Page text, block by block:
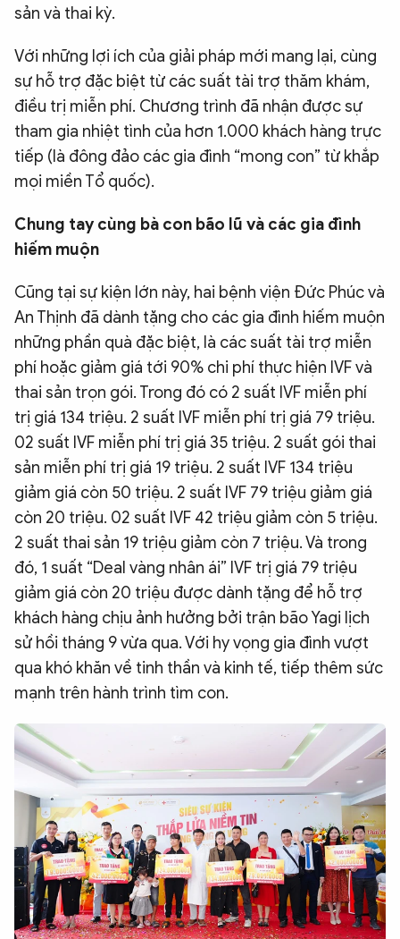
sản và thai kỳ.
Với những lợi ích của giải pháp mới mang lại, cùng
sự hỗ trợ đặc biệt từ các suất tài trợ thăm khám,
điều trị miễn phí. Chương trình đã nhận được sự
tham gia nhiệt tình của hơn 1.000 khách hàng trực
tiếp (là đông đảo các gia đình “mong con” từ khắp
mọi miền Tổ quốc).
Chung tay cùng bà con bão lũ và các gia đình
hiếm muộn
Cũng tại sự kiện lớn này, hai bệnh viện Đức Phúc và
An Thịnh đã dành tặng cho các gia đình hiếm muộn
những phần quà đặc biệt, là các suất tài trợ miễn
phí hoặc giảm giá tới 90% chi phí thực hiện IVF và
thai sản trọn gói. Trong đó có 2 suất IVF miễn phí
trị giá 134 triệu. 2 suất IVF miễn phí trị giá 79 triệu.
02 suất IVF miễn phí trị giá 35 triệu. 2 suất gói thai
sản miễn phí trị giá 19 triệu. 2 suất IVF 134 triệu
giảm giá còn 50 triệu. 2 suất IVF 79 triệu giảm giá
còn 20 triệu. 02 suất IVF 42 triệu giảm còn 5 triệu.
2 suất thai sản 19 triệu giảm còn 7 triệu. Và trong
đó, 1 suất “Deal vàng nhân ái” IVF trị giá 79 triệu
giảm giá còn 20 triệu được dành tặng để hỗ trợ
khách hàng chịu ảnh hưởng bởi trận bão Yagi lịch
sử hồi tháng 9 vừa qua. Với hy vọng gia đình vượt
qua khó khăn về tinh thần và kinh tế, tiếp thêm sức
mạnh trên hành trình tìm con.